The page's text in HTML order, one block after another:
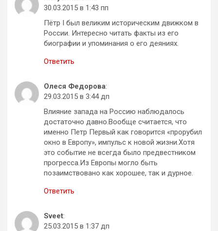
30.03.2015 в 1:43 пп
Пётр I был великим историческим движком в
России. Интересно читать факты из его
биографии и упоминания о его деяниях.
Ответить
Олеся Федорова:
29.03.2015 в 3:44 дп
Влияние запада на Россию наблюдалось
достаточно давно.Вообще считается, что
именно Петр Первый как говорится «прорубил
окно в Европу», импульс к новой жизни.Хотя
это событие не всегда было предвестником
прогресса.Из Европы могло быть
позаимствовано как хорошее, так и дурное.
Ответить
Sveet:
25.03.2015 в 1:37 дп